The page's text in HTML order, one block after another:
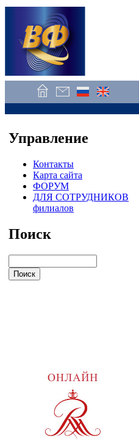
Управление
Контакты
Карта сайта
ФОРУМ
ДЛЯ СОТРУДНИКОВ
филиалов
Поиск